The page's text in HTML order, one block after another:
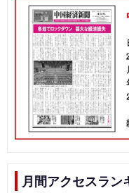
月間アクセスラン